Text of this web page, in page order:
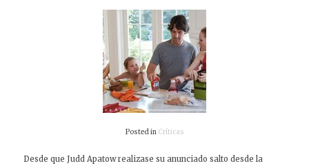
Posted in Críticas
Desde que Judd Apatow realizase su anunciado salto desde la